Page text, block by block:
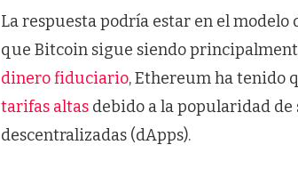
La respuesta podría estar en el
que Bitcoin sigue siendo
dinero fiduciario, Ethereum ha tenido
tarifas altas debido a la popularidad
descentralizadas (dApps).